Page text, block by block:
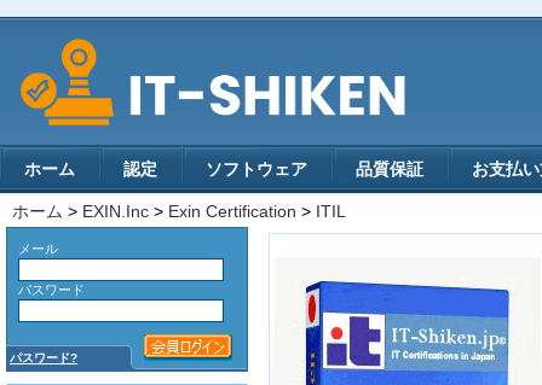
ホーム 認定 ソフトウェア 品質保証 お支払
ホーム > EXIN.Inc > Exin Certification > ITIL
メール
パスワード
パスワード?